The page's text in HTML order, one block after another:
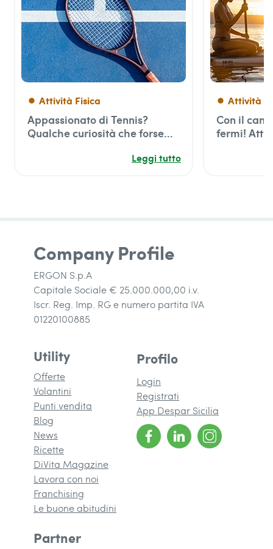
fiber_manual_record Attività Fisica
Appassionato di Tennis?
Qualche curiosità che forse
Leggi tutto
fiber_manual_record Attività
Con il
fermi!
Company Profile
ERGON S.p.A
Capitale Sociale € 25.000.000,00 i.v.
Iscr. Reg. Imp. RG e numero partita IVA
01220100885
Utility
Offerte
Volantini
Punti vendita
Blog
News
Ricette
DiVita Magazine
Lavora con noi
Franchising
Le buone abitudini
Profilo
Login
Registrati
App Despar Sicilia
Partner